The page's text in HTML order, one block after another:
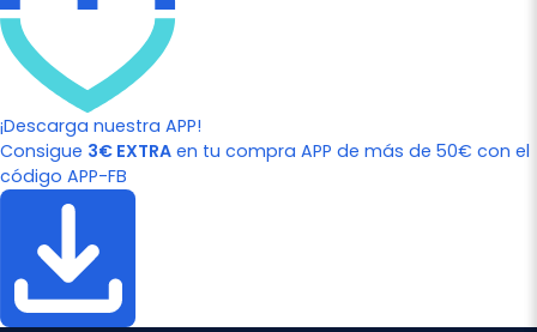
¡Descarga nuestra APP!
Consigue 3€ EXTRA en tu compra APP de más de 50€ con el
código APP-FB